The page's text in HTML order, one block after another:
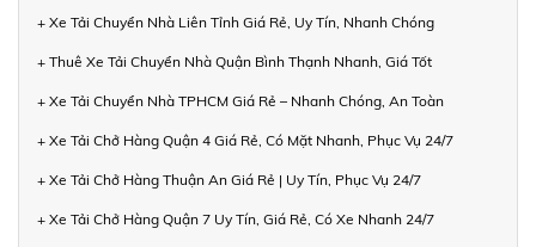
+ Xe Tải Chuyển Nhà Liên Tỉnh Giá Rẻ, Uy Tín, Nhanh Chóng
+ Thuê Xe Tải Chuyển Nhà Quận Bình Thạnh Nhanh, Giá Tốt
+ Xe Tải Chuyển Nhà TPHCM Giá Rẻ – Nhanh Chóng, An Toàn
+ Xe Tải Chở Hàng Quận 4 Giá Rẻ, Có Mặt Nhanh, Phục Vụ 24/7
+ Xe Tải Chở Hàng Thuận An Giá Rẻ | Uy Tín, Phục Vụ 24/7
+ Xe Tải Chở Hàng Quận 7 Uy Tín, Giá Rẻ, Có Xe Nhanh 24/7